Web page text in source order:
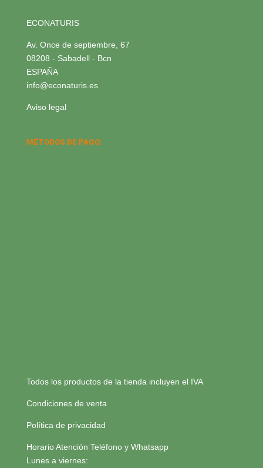
ECONATURIS
Av. Once de septiembre, 67
08208 - Sabadell - Bcn
ESPAÑA
info@econaturis.es
Aviso legal
MÉTODOS DE PAGO:
Todos los productos de la tienda incluyen el IVA
Condiciones de venta
Política de privacidad
Horario Atención Teléfono y Whatsapp
Lunes a viernes: